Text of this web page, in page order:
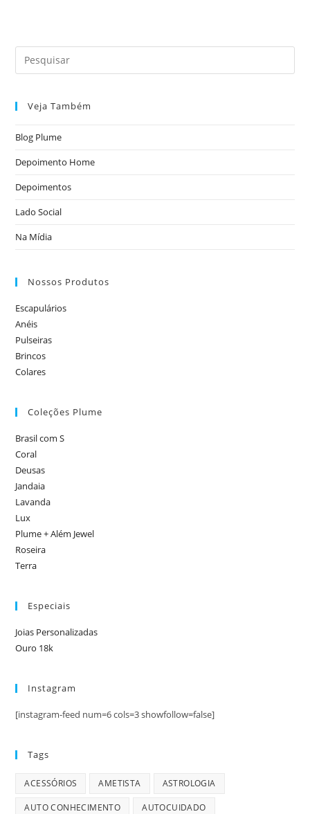
Veja Também
Blog Plume
Depoimento Home
Depoimentos
Lado Social
Na Mídia
Nossos Produtos
Escapulários
Anéis
Pulseiras
Brincos
Colares
Coleções Plume
Brasil com S
Coral
Deusas
Jandaia
Lavanda
Lux
Plume + Além Jewel
Roseira
Terra
Especiais
Joias Personalizadas
Ouro 18k
Instagram
[instagram-feed num=6 cols=3 showfollow=false]
Tags
ACESSÓRIOS AMETISTA ASTROLOGIA
AUTO CONHECIMENTO AUTOCUIDADO